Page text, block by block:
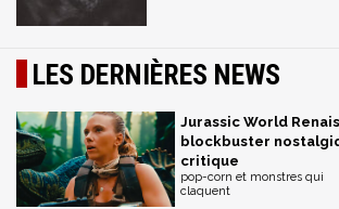
LES DERNIÈRES NEWS
Jurassic World
blockbuster
critique
pop-corn et monstres qui
claquent